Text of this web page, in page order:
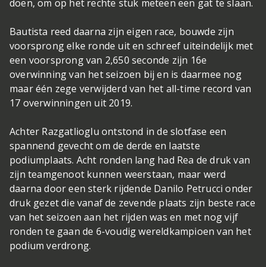
doen, om op het rechte stuk meteen een gat te slaan.
Bautista reed daarna zijn eigen race, bouwde zijn
voorsprong elke ronde uit en schreef uiteindelijk met
een voorsprong van 2,650 seconde zijn 16e
overwinning van het seizoen bij en is daarmee nog
maar één zege verwijderd van het all-time record van
17 overwinningen uit 2019.
Achter Razgatlioglu ontstond in de slotfase een
spannend gevecht om de derde en laatste
podiumplaats. Acht ronden lang had Rea de druk van
zijn teamgenoot kunnen weerstaan, maar werd
daarna door een sterk rijdende Danilo Petrucci onder
druk gezet die vanaf de zevende plaats zijn beste race
van het seizoen aan het rijden was en met nog vijf
ronden te gaan de 6-voudig wereldkampioen van het
podium verdrong.